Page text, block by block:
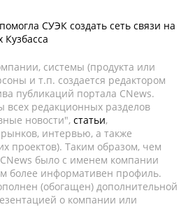
СУЭК создать сеть связи на
Кузбасса
системы (продукта или
и т.п. создается редактором
публикаций портала CNews.
всех редакционных разделов
новости", статьи,
интервью, а также
проектов). Таким образом, чем
было с именем компании
более информативен профиль.
(обогащен) дополнительной
о компании или